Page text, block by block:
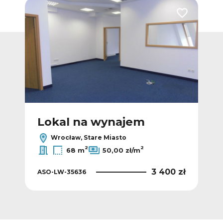
Dodaj do ulubionych Dodaj do
Lokal na wynajem
Wrocław, Stare Miasto
68 m2 50,00 zł/m2
ASO-LW-35636 3 400 zł